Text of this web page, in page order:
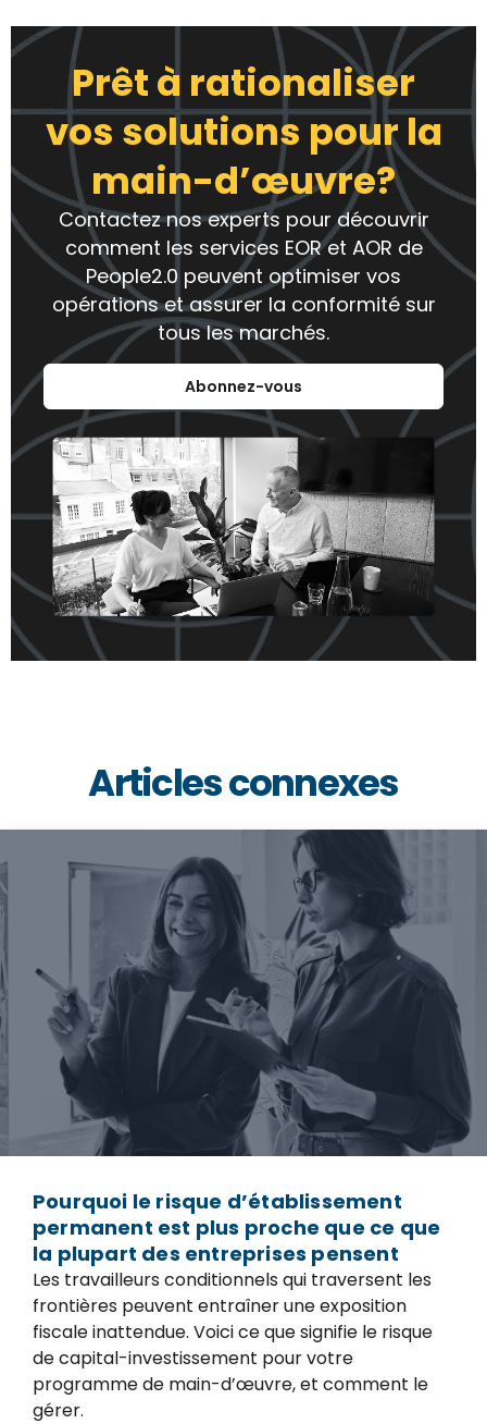
Prêt à rationaliser
vos solutions pour la
main-d’œuvre?
Contactez nos experts pour découvrir
comment les services EOR et AOR de
People2.0 peuvent optimiser vos
opérations et assurer la conformité sur
tous les marchés.
Abonnez-vous
Articles connexes
Pourquoi le risque d’établissement
permanent est plus proche que ce que
la plupart des entreprises pensent
Les travailleurs conditionnels qui traversent les
frontières peuvent entraîner une exposition
fiscale inattendue. Voici ce que signifie le risque
de capital-investissement pour votre
programme de main-d’œuvre, et comment le
gérer.